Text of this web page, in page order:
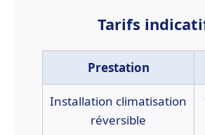
Tarifs
Prestation
Installation climatisation
réversible